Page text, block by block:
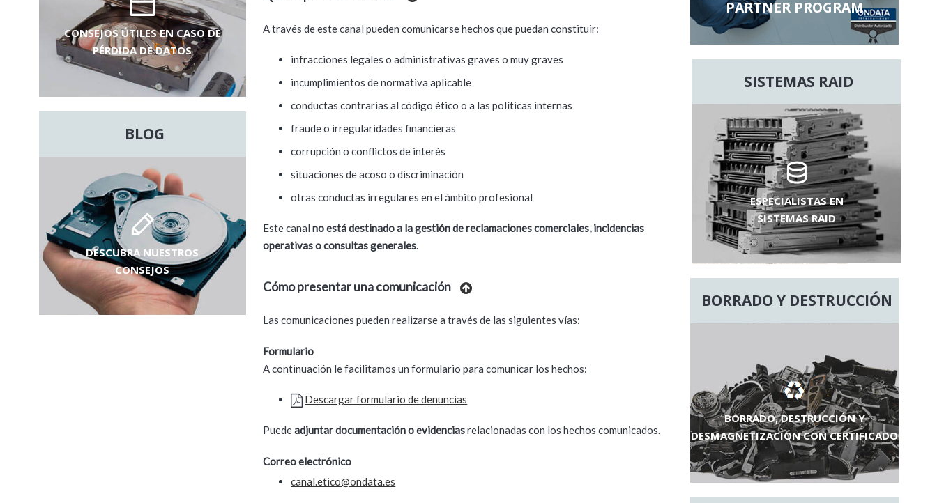
A través de este canal pueden comunicarse hechos que puedan constituir:
infracciones legales o administrativas graves o muy graves
incumplimientos de normativa aplicable
conductas contrarias al código ético o a las políticas internas
fraude o irregularidades financieras
corrupción o conflictos de interés
situaciones de acoso o discriminación
otras conductas irregulares en el ámbito profesional
Este canalno está destinado a la gestión de reclamaciones comerciales, incidencias
operativas o consultas generales.
Cómo presentar una comunicación
Las comunicaciones pueden realizarse a través de las siguientes vías:
Formulario
A continuación le facilitamos un formulario para comunicar los hechos:
Descargar formulario de denuncias
Puedeadjuntar documentación o evidenciasrelacionadas con los hechos comunicados.
Correo electrónico
canal.etico@ondata.es
PARTNER PROGRAM
SISTEMAS RAID
ESPECIALISTAS EN
SISTEMAS RAID
BORRADO Y DESTRUCCIÓN
BORRADO, DESTRUCCIÓN Y
DESMAGNETIZACIÓN CON CERTIFICADO
CONSEJOS ÚTILES EN CASO DE
PÉRDIDA DE DATOS
BLOG
DESCUBRA NUESTROS
CONSEJOS